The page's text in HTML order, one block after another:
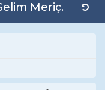
Meriç.